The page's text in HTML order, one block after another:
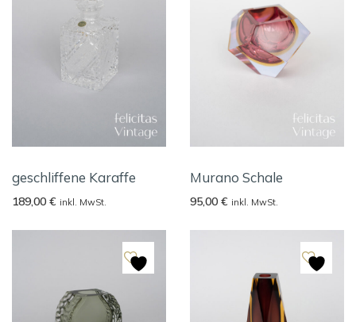
geschliffene Karaffe
189,00 € inkl. MwSt.
Murano Schale
95,00 € inkl. MwSt.